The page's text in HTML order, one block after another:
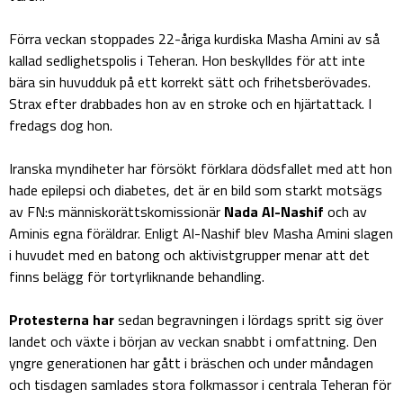
Förra veckan stoppades 22-åriga kurdiska Masha Amini av så
kallad sedlighetspolis i Teheran. Hon beskylldes för att inte
bära sin huvudduk på ett korrekt sätt och frihetsberövades.
Strax efter drabbades hon av en stroke och en hjärtattack. I
fredags dog hon.
Iranska myndiheter har försökt förklara dödsfallet med att hon
hade epilepsi och diabetes, det är en bild som starkt motsägs
av FN:s människorättskomissionär Nada Al-Nashif och av
Aminis egna föräldrar. Enligt Al-Nashif blev Masha Amini slagen
i huvudet med en batong och aktivistgrupper menar att det
finns belägg för tortyrliknande behandling.
Protesterna harsedan begravningen i lördags spritt sig över
landet och växte i början av veckan snabbt i omfattning. Den
yngre generationen har gått i bräschen och under måndagen
och tisdagen samlades stora folkmassor i centrala Teheran för